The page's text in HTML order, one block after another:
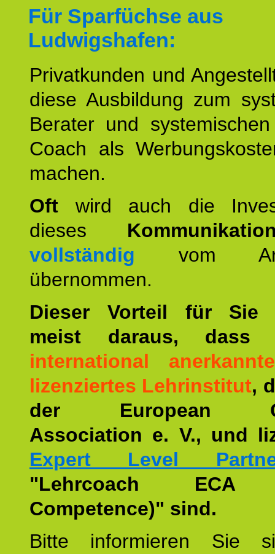
Für Sparfüchse aus
Ludwigshafen:
Privatkunden und
diese Ausbildung zum
Berater und
Coach als
machen.
Oft wird auch die
dieses
vollständig vom
übernommen.
Dieser Vorteil für Sie
meist daraus,
international
lizenziertes Lehrinstitut,
der European
Association e. V., und
Expert Level
"Lehrcoach ECA
Competence)" sind.
Bitte informieren Sie